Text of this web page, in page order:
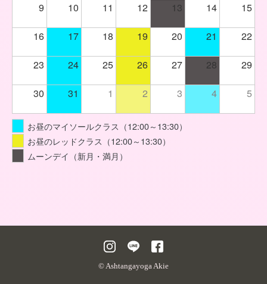
9 10 11 12 13 14 15
16 17 18 19 20 21 22
23 24 25 26 27 28 29
30 31 1 2 3 4 5
お昼のマイソールクラス（12:00～13:30）
お昼のレッドクラス（12:00～13:30）
ムーンデイ（新月・満月）
© Ashtangayoga Akie